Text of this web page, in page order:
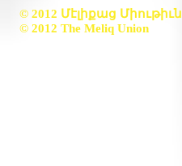
© 2012 Մէլիքաց Միութիւն
© 2012 The Meliq Union